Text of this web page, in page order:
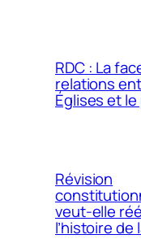
RDC : La
relations
Églises et
Révision
veut-elle
l’histoire de